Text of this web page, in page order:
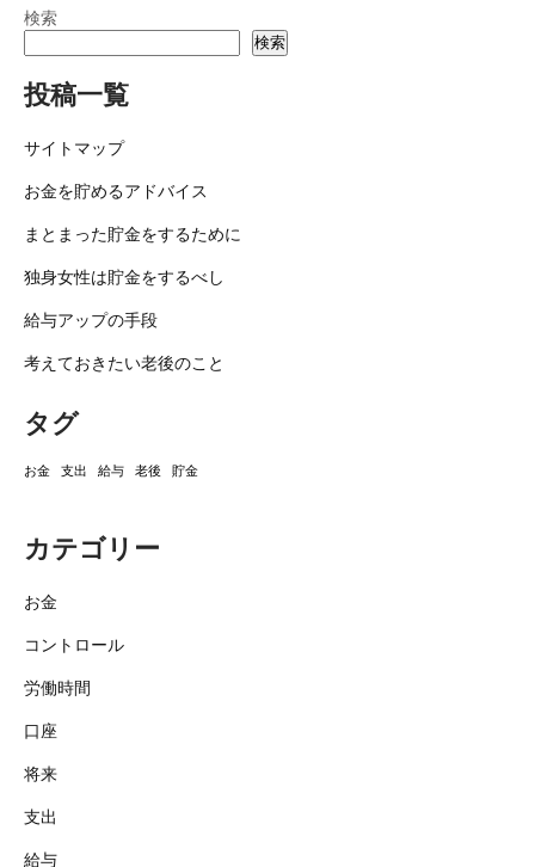
検索
検索
投稿一覧
サイトマップ
お金を貯めるアドバイス
まとまった貯金をするために
独身女性は貯金をするべし
給与アップの手段
考えておきたい老後のこと
タグ
お金 支出 給与 老後 貯金
カテゴリー
お金
コントロール
労働時間
口座
将来
支出
給与